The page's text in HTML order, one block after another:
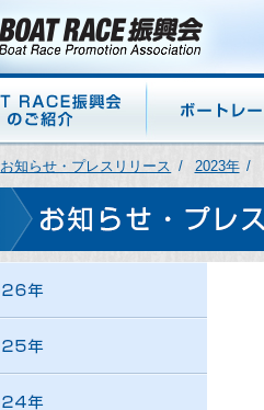
お知らせ・プレスリリース 2023年